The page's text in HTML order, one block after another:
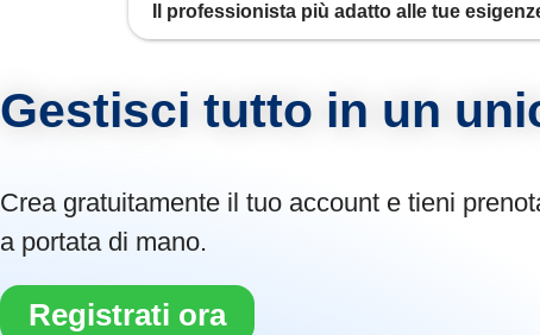
Il professionista più adatto alle tue
Gestisci tutto in un
Crea gratuitamente il tuo account e tieni
a portata di mano.
Registrati ora